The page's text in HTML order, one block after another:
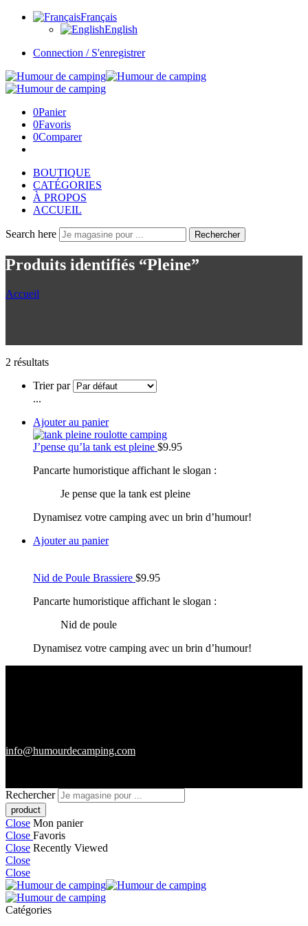
Français
English
Connection / S'enregistrer
0Panier
0Favoris
0Comparer
BOUTIQUE
CATÉGORIES
À PROPOS
ACCUEIL
Search here Rechercher
Produits identifiés “Pleine”
Accueil
2 résultats
Trier par
...
Ajouter au panier
J’pense qu’la tank est pleine $9.95
Pancarte humoristique affichant le slogan :
Je pense que la tank est pleine
Dynamisez votre camping avec un brin d’humour!
Ajouter au panier
Nid de Poule Brassiere $9.95
Pancarte humoristique affichant le slogan :
Nid de poule
Dynamisez votre camping avec un brin d’humour!
info@humourdecamping.com
Rechercher
Close Mon panier
Close Favoris
Close Recently Viewed
Close
Close
Catégories